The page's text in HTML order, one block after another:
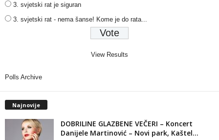
3. svjetski rat je siguran
3. svjetski rat - nema šanse! Kome je do rata...
View Results
Polls Archive
Najnovije
DOBRILINE GLAZBENE VEČERI – Koncert
Danijele Martinović – Novi park, Kaštel...